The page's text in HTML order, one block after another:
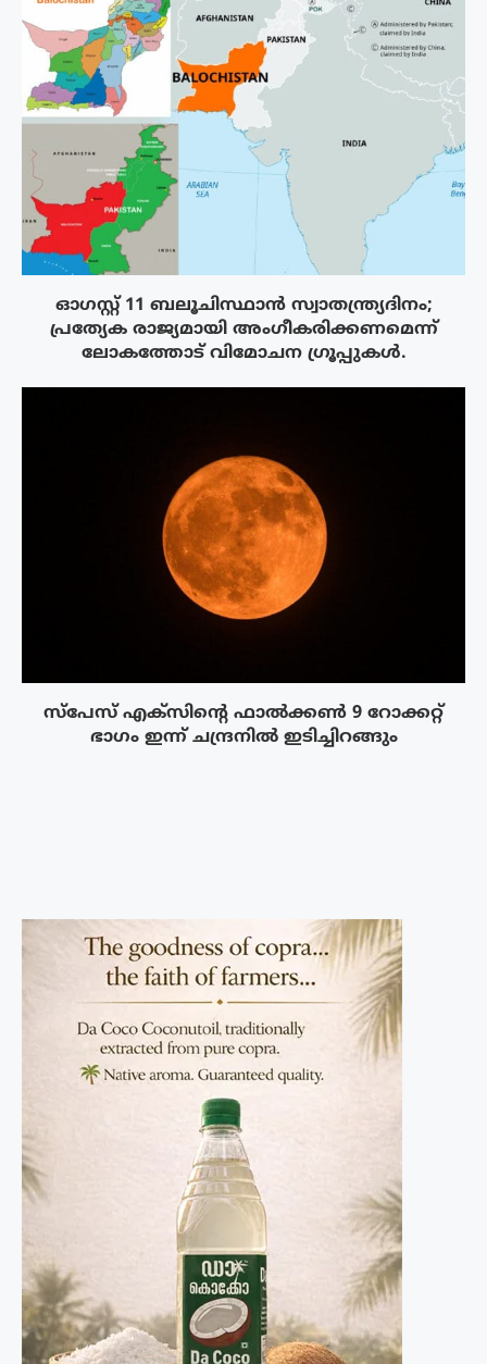
ഓഗസ്റ്റ് 11 ബലൂചിസ്ഥാൻ സ്വാതന്ത്ര്യദിനം;
പ്രത്യേക രാജ്യമായി അംഗീകരിക്കണമെന്ന്
ലോകത്തോട് വിമോചന ഗ്രൂപ്പുകൾ.
സ്‌പേസ് എക്‌സിൻ്റെ ഫാൽക്കൺ 9 റോക്കറ്റ്
ഭാഗം ഇന്ന് ചന്ദ്രനിൽ ഇടിച്ചിറങ്ങും